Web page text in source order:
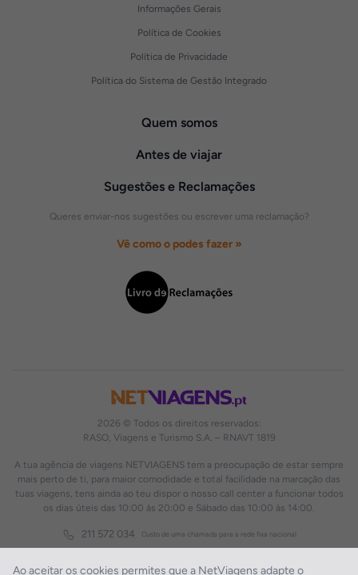
Ao aceitar os cookies permites que a NetViagens adapte o
2026 © Todos os direitos reservados:
RASO, Viagens e Turismo S.A. – RNAVT 1819
A tua agência de viagens NETVIAGENS tem a preocupação de estar sempre
mais perto de ti, para maior comodidade e total facilidade na marcação das
tuas viagens, tens ainda ao teu dispor o nosso call center a funcionar todos
os dias úteis das 10:00 às 20:00 e Sábado das 10:00 às 14:00.
211 572 034 Custo de uma chamada para a rede fixa nacional
Informações Gerais
Política de Cookies
Política de Privacidade
Política do Sistema de Gestão Integrado
Quem somos
Antes de viajar
Sugestões e Reclamações
Queres enviar-nos sugestões ou escrever uma reclamação?
Vê como o podes fazer »